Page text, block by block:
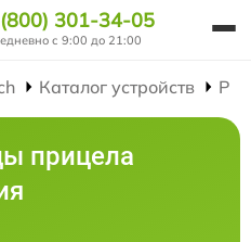
301-34-05
с 9:00 до 21:00
Каталог устройств
прицела